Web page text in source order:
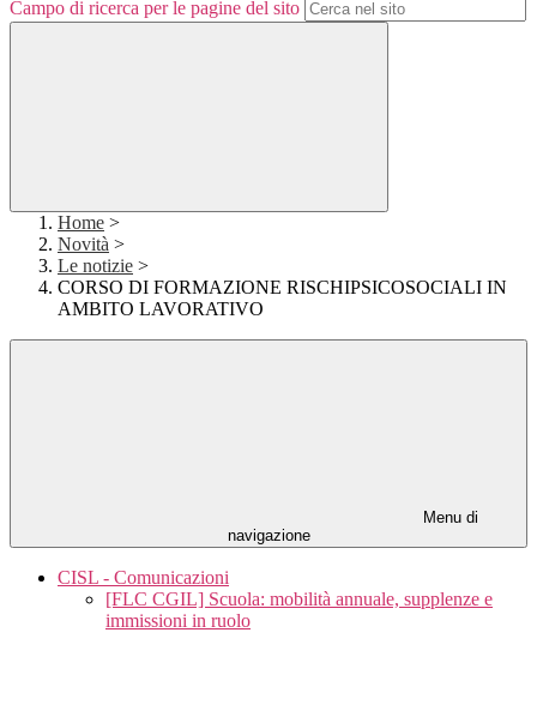
Campo di ricerca per le pagine del sito
Home >
Novità >
Le notizie >
CORSO DI FORMAZIONE RISCHIPSICOSOCIALI IN
AMBITO LAVORATIVO
Menu di
navigazione
CISL - Comunicazioni
[FLC CGIL] Scuola: mobilità annuale, supplenze e
immissioni in ruolo